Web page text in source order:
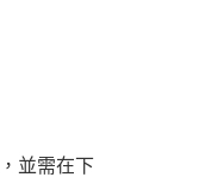
，並需在下